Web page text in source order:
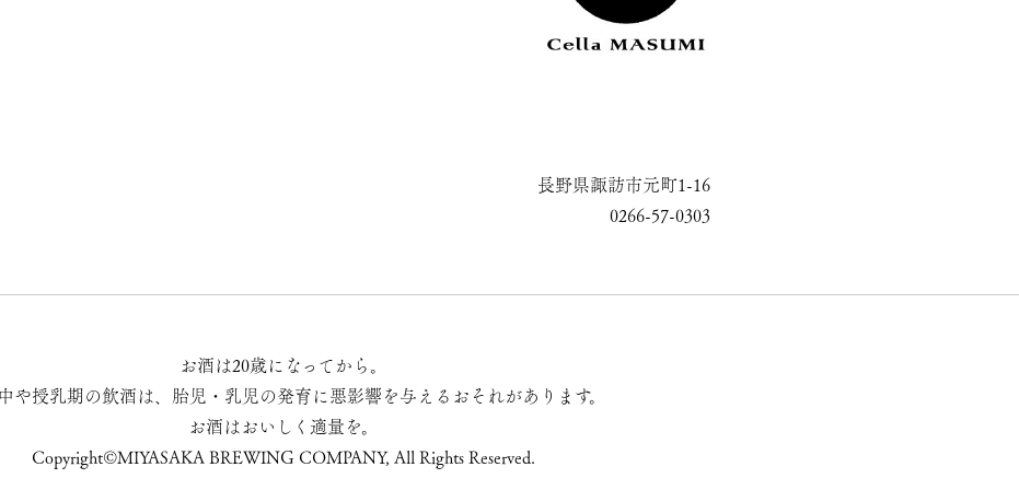
長野県諏訪市元町1-16
0266-57-0303
お酒は20歳になってから。
や授乳期の飲酒は、胎児・乳児の発育に悪影響を与えるおそれがあります。
お酒はおいしく適量を。
Copyright©MIYASAKA BREWING COMPANY, All Rights Reserved.